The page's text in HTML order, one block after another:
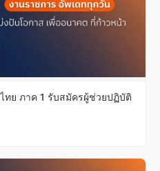
ทย ภาค 1 รับสมัครผู้ช่วยปฏิบัติ